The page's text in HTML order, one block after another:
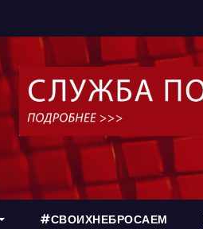
#СВОИХНЕБРОСАЕМ